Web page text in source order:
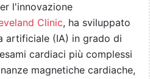
l'innovazione
Clinic, ha sviluppato
artificiale (IA) in grado di
cardiaci più complessi
magnetiche cardiache,